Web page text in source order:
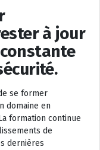
à jour
se former
domaine en
formation continue
de
dernières